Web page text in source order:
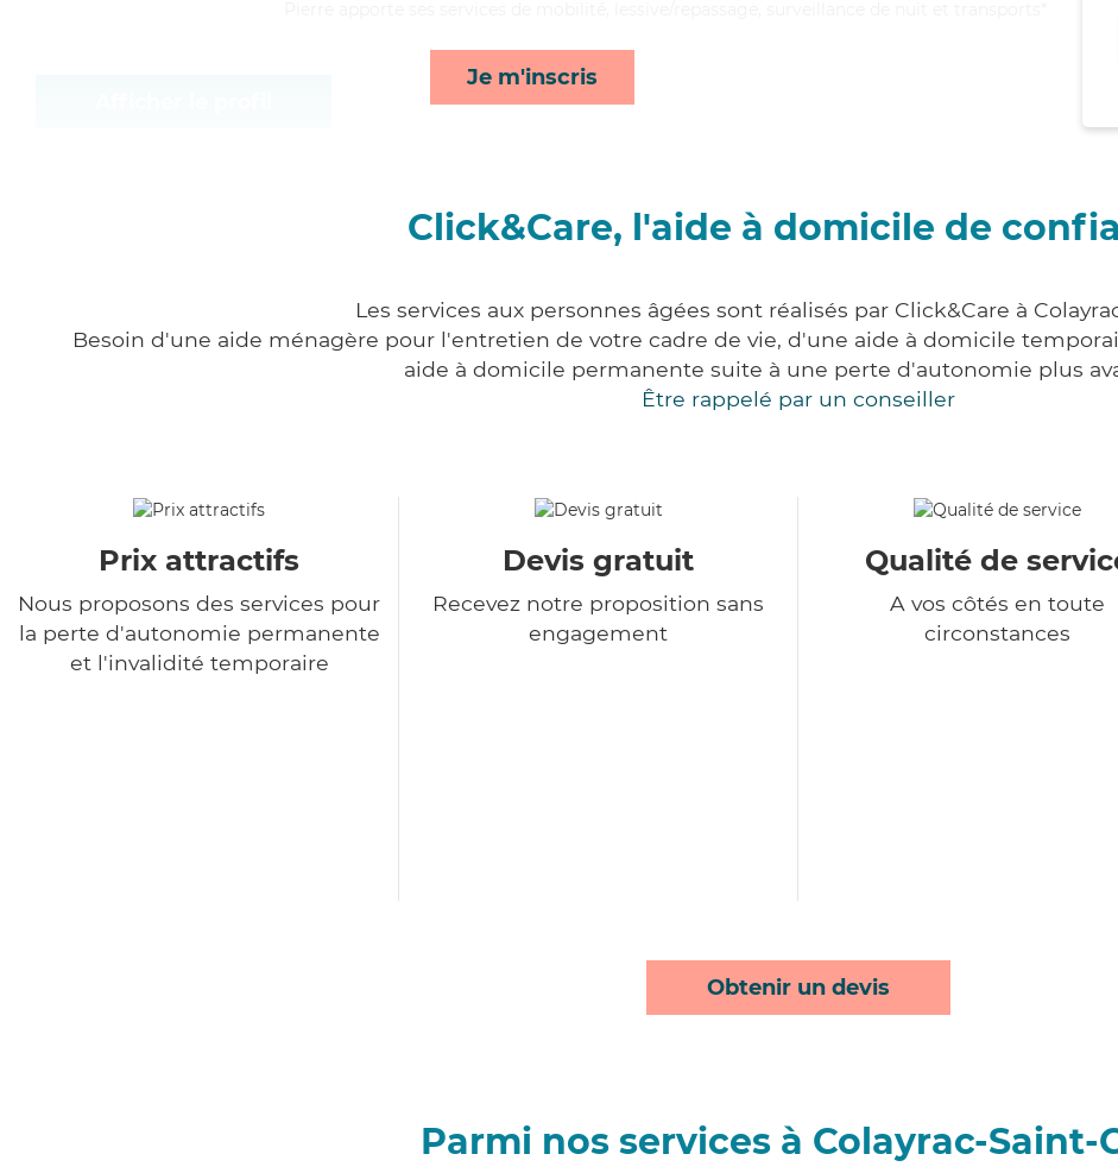
Je m'inscris
Click&Care, l'aide à domicile de
Les services aux personnes âgées sont réalisés par Click&Care à
Besoin d'une aide ménagère pour l'entretien de votre cadre de vie, d'une aide à domicile
aide à domicile permanente suite à une perte d'autonomie plus
Être rappelé par un conseiller
Prix attractifs
Nous proposons des services pour
la perte d'autonomie permanente
et l'invalidité temporaire
Devis gratuit
Recevez notre proposition sans
engagement
Qualité de
A vos côtés en toute
circonstances
Obtenir un devis
Parmi nos services à Colayrac-Saint-